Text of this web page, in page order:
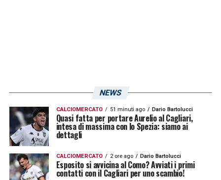
NEWS
CALCIOMERCATO 51 minuti ago Dario Bartolucci
Quasi fatta per portare Aurelio al Cagliari,
intesa di massima con lo Spezia: siamo ai
dettagli
CALCIOMERCATO 2 ore ago Dario Bartolucci
Esposito si avvicina al Como? Avviati i primi
contatti con il Cagliari per uno scambio!